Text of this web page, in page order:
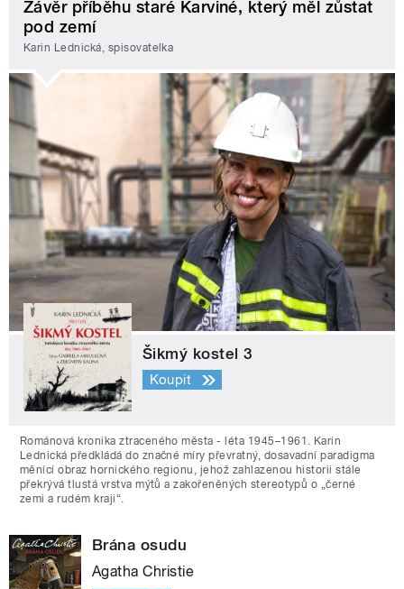
Závěr příběhu staré Karviné, který měl zůstat
pod zemí
Karin Lednická, spisovatelka
Šikmý kostel 3
Koupit
Románová kronika ztraceného města - léta 1945–1961. Karin
Lednická předkládá do značné míry převratný, dosavadní paradigma
měnící obraz hornického regionu, jehož zahlazenou historii stále
překrývá tlustá vrstva mýtů a zakořeněných stereotypů o „černé
zemi a rudém kraji“.
Brána osudu
Agatha Christie